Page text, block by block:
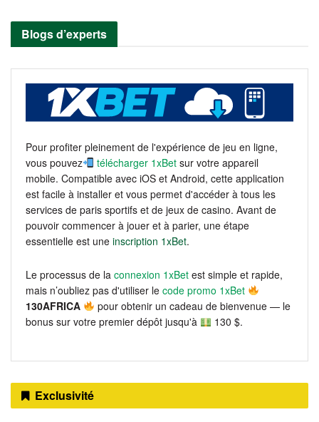
Blogs d’experts
Pour profiter pleinement de l'expérience de jeu en ligne,
vous pouvez
télécharger 1xBet sur votre appareil
mobile. Compatible avec iOS et Android, cette application
est facile à installer et vous permet d'accéder à tous les
services de paris sportifs et de jeux de casino. Avant de
pouvoir commencer à jouer et à parier, une étape
essentielle est une inscription 1xBet.
Le processus de la connexion 1xBet est simple et rapide,
mais n’oubliez pas d'utiliser le code promo 1xBet
130AFRICA
pour obtenir un cadeau de bienvenue — le
bonus sur votre premier dépôt jusqu'à
130 $.
Exclusivité